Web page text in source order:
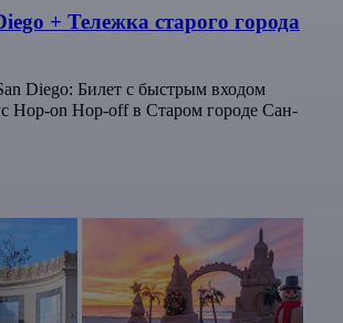
+ Тележка старого города
Diego: Билет с быстрым входом
Hop-on Hop-off в Старом городе Сан-